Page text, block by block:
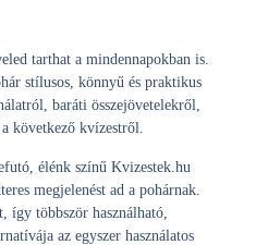
tarthat a mindennapokban is.
stílusos, könnyű és praktikus
baráti összejövetelekről,
következő kvízestről.
élénk színű Kvizestek.hu
megjelenést ad a pohárnak.
így többször használható,
az egyszer használatos